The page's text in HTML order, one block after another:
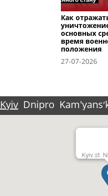
Как
основных
время
положения
27-07-2026
Kyiv Dnipro
Kyiv st.